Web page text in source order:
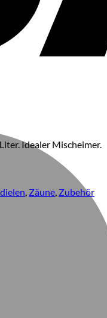
Idealer Mischeimer.
, Zäune, Zubehör